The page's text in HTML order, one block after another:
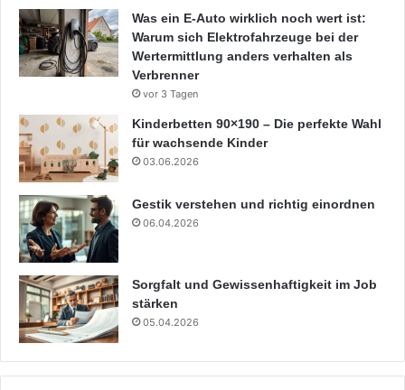
Was ein E-Auto wirklich noch wert ist:
Warum sich Elektrofahrzeuge bei der
Wertermittlung anders verhalten als
Verbrenner
vor 3 Tagen
Kinderbetten 90×190 – Die perfekte Wahl
für wachsende Kinder
03.06.2026
Gestik verstehen und richtig einordnen
06.04.2026
Sorgfalt und Gewissenhaftigkeit im Job
stärken
05.04.2026